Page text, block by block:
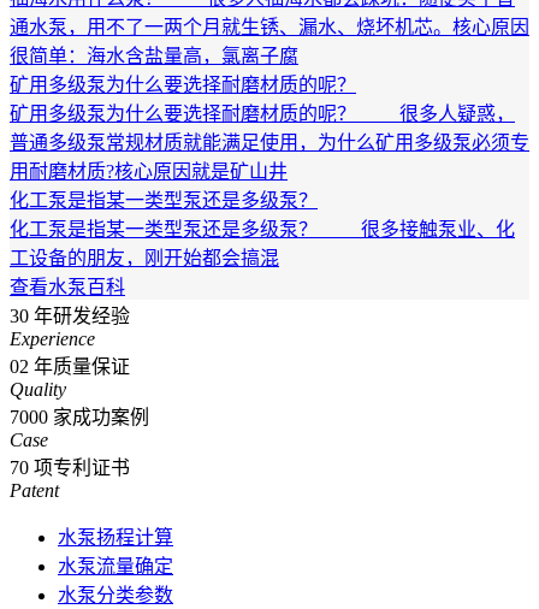
通水泵，用不了一两个月就生锈、漏水、烧坏机芯。核心原因
很简单：海水含盐量高，氯离子腐
矿用多级泵为什么要选择耐磨材质的呢？
矿用多级泵为什么要选择耐磨材质的呢？ 很多人疑惑，
普通多级泵常规材质就能满足使用，为什么矿用多级泵必须专
用耐磨材质?核心原因就是矿山井
化工泵是指某一类型泵还是多级泵？
化工泵是指某一类型泵还是多级泵？ 很多接触泵业、化
工设备的朋友，刚开始都会搞混
查看水泵百科
30 年研发经验
Experience
02 年质量保证
Quality
7000 家成功案例
Case
70 项专利证书
Patent
水泵扬程计算
水泵流量确定
水泵分类参数